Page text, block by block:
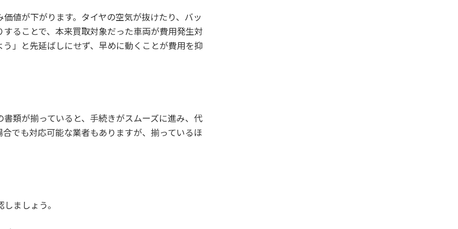
値が下がります。タイヤの空気が抜けたり、バッ
ることで、本来買取対象だった車両が費用発生対
」と先延ばしにせず、早めに動くことが費用を抑
類が揃っていると、手続きがスムーズに進み、代
でも対応可能な業者もありますが、揃っているほ
ましょう。